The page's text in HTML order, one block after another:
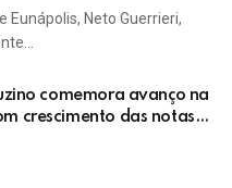
Eunápolis, Neto Guerrieri,
comemora avanço na
crescimento das notas
pública de Itabela